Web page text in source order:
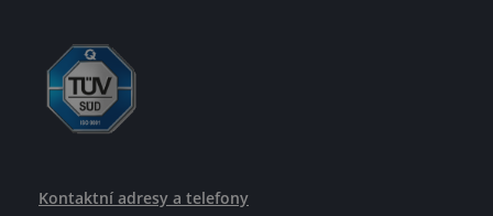
Kontaktní adresy a telefony